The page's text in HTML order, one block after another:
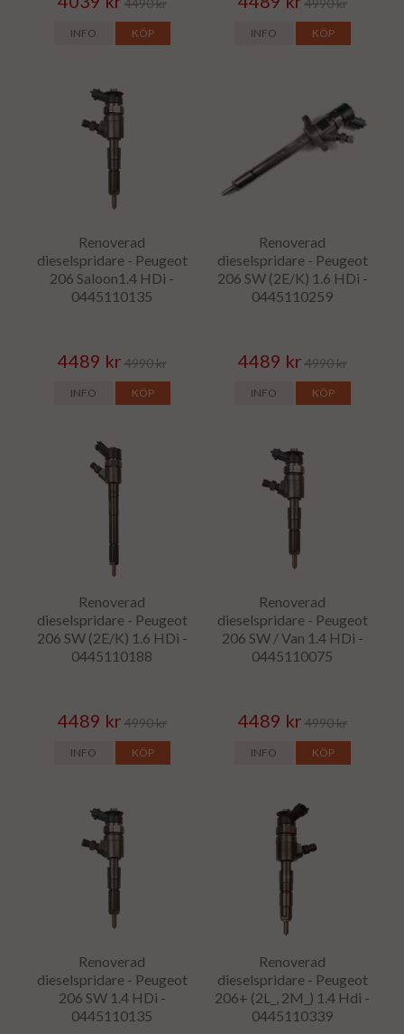
INFO KÖP INFO KÖP
Renoverad
dieselspridare - Peugeot
206 Saloon1.4 HDi -
0445110135
4489 kr 4990 kr
INFO KÖP
Renoverad
dieselspridare - Peugeot
206 SW (2E/K) 1.6 HDi -
0445110259
4489 kr 4990 kr
INFO KÖP
Renoverad
dieselspridare - Peugeot
206 SW (2E/K) 1.6 HDi -
0445110188
4489 kr 4990 kr
INFO KÖP
Renoverad
dieselspridare - Peugeot
206 SW / Van 1.4 HDi -
0445110075
4489 kr 4990 kr
INFO KÖP
Renoverad
dieselspridare - Peugeot
206 SW 1.4 HDi -
0445110135
Renoverad
dieselspridare - Peugeot
206+ (2L_, 2M_) 1.4 Hdi -
0445110339